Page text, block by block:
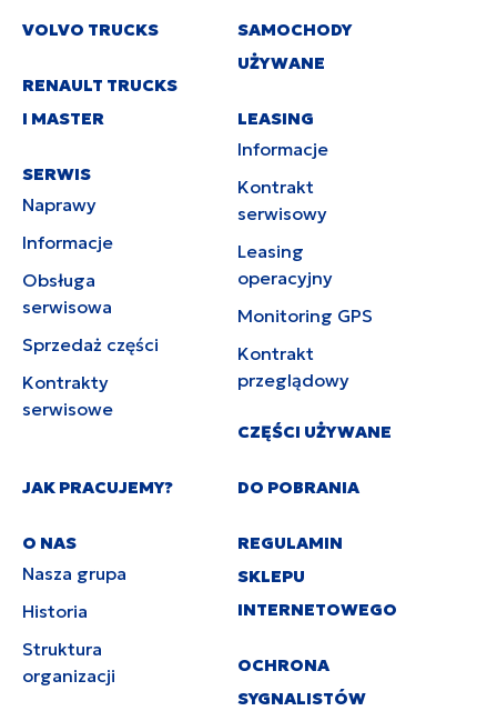
VOLVO TRUCKS
RENAULT TRUCKS
I MASTER
SERWIS
Naprawy
Informacje
Obsługa
serwisowa
Sprzedaż części
Kontrakty
serwisowe
SAMOCHODY
UŻYWANE
LEASING
Informacje
Kontrakt
serwisowy
Leasing
operacyjny
Monitoring GPS
Kontrakt
przeglądowy
CZĘŚCI UŻYWANE
JAK PRACUJEMY?
O NAS
Nasza grupa
Historia
Struktura
organizacji
DO POBRANIA
REGULAMIN
SKLEPU
INTERNETOWEGO
OCHRONA
SYGNALISTÓW